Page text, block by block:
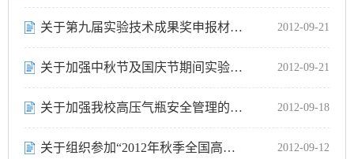
关于第九届实验技术成果奖申报材料公开展示的通知 2012-09-21
关于加强中秋节及国庆节期间实验室安全管理工作的通知 2012-09-21
关于加强我校高压气瓶安全管理的通知 2012-09-18
关于组织参加“2012年秋季全国高教仪器设备展示会”的通知 2012-09-12